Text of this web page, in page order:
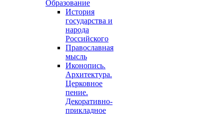
Образование
История
государства и
народа
Российского
Православная
мысль
Иконопись.
Архитектура.
Церковное
пение.
Декоративно-
прикладное